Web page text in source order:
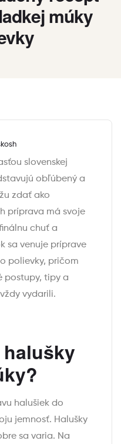
múky
slovenskej
obľúbený a
zdať ako
príprava má svoje
chuť a
sa venuje príprave
polievky, pričom
postupy, tipy a
vydarili.
halušiek do
jemnosť. Halušky
sa varia. Na